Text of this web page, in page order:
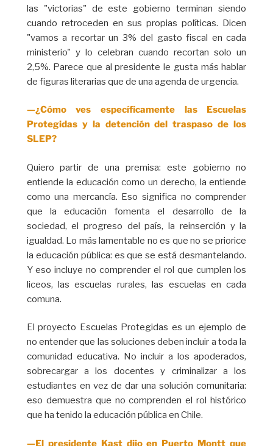
las "victorias" de este gobierno terminan siendo
cuando retroceden en sus propias políticas. Dicen
"vamos a recortar un 3% del gasto fiscal en cada
ministerio" y lo celebran cuando recortan solo un
2,5%. Parece que al presidente le gusta más hablar
de figuras literarias que de una agenda de urgencia.
—¿Cómo ves específicamente las Escuelas
Protegidas y la detención del traspaso de los
SLEP?
Quiero partir de una premisa: este gobierno no
entiende la educación como un derecho, la entiende
como una mercancía. Eso significa no comprender
que la educación fomenta el desarrollo de la
sociedad, el progreso del país, la reinserción y la
igualdad. Lo más lamentable no es que no se priorice
la educación pública: es que se está desmantelando.
Y eso incluye no comprender el rol que cumplen los
liceos, las escuelas rurales, las escuelas en cada
comuna.
El proyecto Escuelas Protegidas es un ejemplo de
no entender que las soluciones deben incluir a toda la
comunidad educativa. No incluir a los apoderados,
sobrecargar a los docentes y criminalizar a los
estudiantes en vez de dar una solución comunitaria:
eso demuestra que no comprenden el rol histórico
que ha tenido la educación pública en Chile.
—El presidente Kast dijo en Puerto Montt que